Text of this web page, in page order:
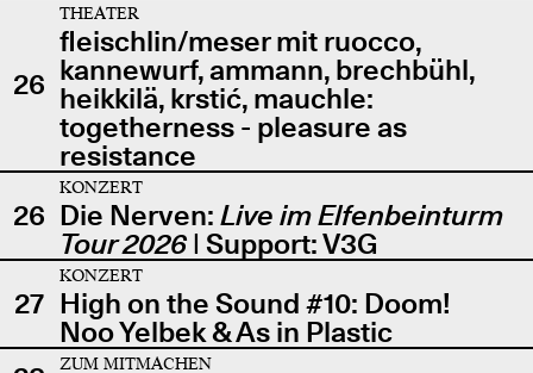
26
THEATER
fleischlin/meser mit ruocco,
kannewurf, ammann, brechbühl,
heikkilä, krstić, mauchle:
togetherness - pleasure as
resistance
26
KONZERT
Die Nerven: Live im Elfenbeinturm
Tour 2026| Support: V3G
27
KONZERT
High on the Sound #10: Doom!
Noo Yelbek & As in Plastic
ZUM MITMACHEN